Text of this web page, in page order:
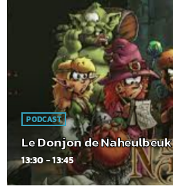
PODCAST
Le Donjon de Naheulbeuk
13:30 - 13:45